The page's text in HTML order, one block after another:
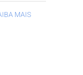
MAIS